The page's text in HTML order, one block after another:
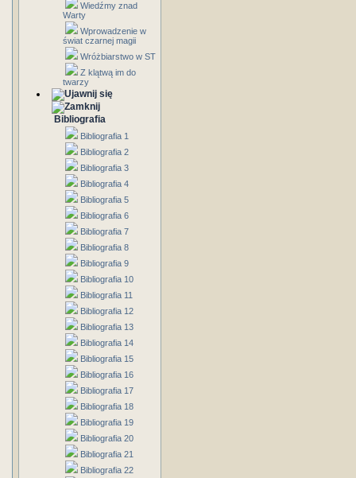
Wiedźmy znad
Warty
Wprowadzenie w
świat czarnej magii
Wróżbiarstwo w ST
Z klątwą im do
twarzy
Bibliografia
Bibliografia 1
Bibliografia 2
Bibliografia 3
Bibliografia 4
Bibliografia 5
Bibliografia 6
Bibliografia 7
Bibliografia 8
Bibliografia 9
Bibliografia 10
Bibliografia 11
Bibliografia 12
Bibliografia 13
Bibliografia 14
Bibliografia 15
Bibliografia 16
Bibliografia 17
Bibliografia 18
Bibliografia 19
Bibliografia 20
Bibliografia 21
Bibliografia 22